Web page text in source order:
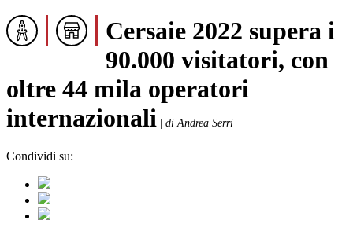
Cersaie 2022 supera i
90.000 visitatori, con
oltre 44 mila operatori
internazionali
di Andrea Serri
Condividi su: